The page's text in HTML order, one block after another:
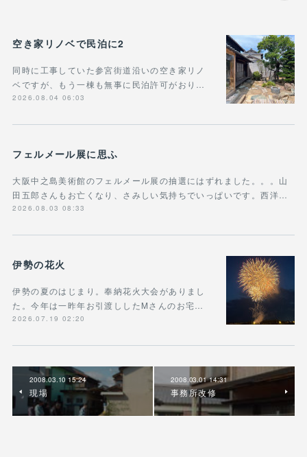
空き家リノベで民泊に2
同時に工事していた参宮街道沿いの空き家リノ
ベですが、もう一棟も無事に民泊許可がおり…
2026.08.04 06:03
フェルメール展に思ふ
大阪中之島美術館のフェルメール展の抽選にはずれました。。。山
田五郎さんもお亡くなり、さみしい気持ちでいっぱいです。西洋…
2026.08.03 08:33
伊勢の花火
伊勢の夏のはじまり。奉納花火大会がありまし
た。今年は一昨年お引渡ししたMさんのお宅…
2026.07.19 02:20
2008.03.10 15:24
現場
2008.03.01 14:31
事務所改修